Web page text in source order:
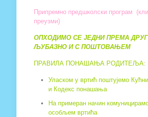
Припремно предшколски програм
преузми)
ОПХОДИМО СЕ ЈЕДНИ ПРЕМА
ЉУБАЗНО И С ПОШТОВАЊЕМ
ПРАВИЛА ПОНАШАЊА РОДИТЕЉА:
Уласком у вртић поштујемо
и Кодекс понашања
На примеран начин
особљем вртића